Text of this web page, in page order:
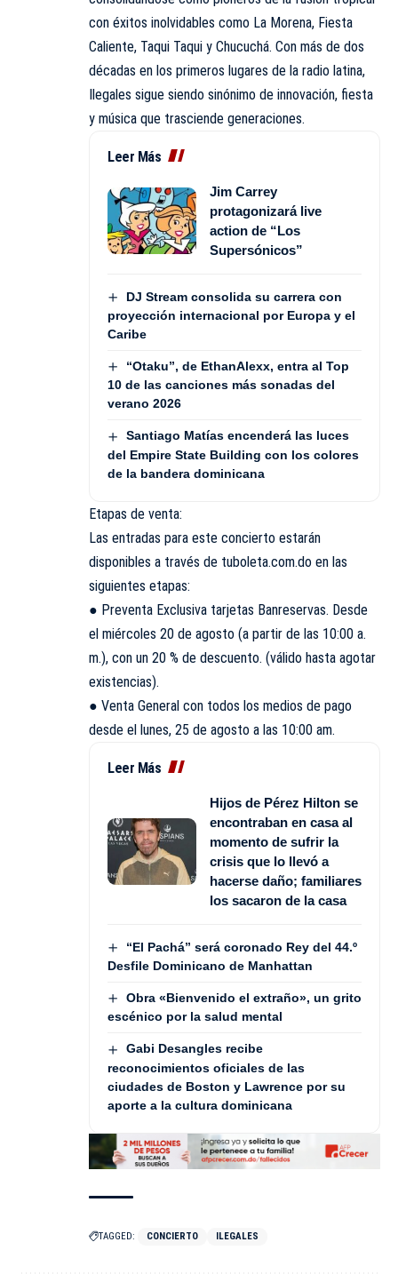
con éxitos inolvidables como La Morena, Fiesta
Caliente, Taqui Taqui y Chucuchá. Con más de dos
décadas en los primeros lugares de la radio latina,
Ilegales sigue siendo sinónimo de innovación, fiesta
y música que trasciende generaciones.
Leer Más
Jim Carrey
protagonizará live
action de “Los
Supersónicos”
DJ Stream consolida su carrera con
proyección internacional por Europa y el
Caribe
“Otaku”, de EthanAlexx, entra al Top
10 de las canciones más sonadas del
verano 2026
Santiago Matías encenderá las luces
del Empire State Building con los colores
de la bandera dominicana
Etapas de venta:
Las entradas para este concierto estarán
disponibles a través de tuboleta.com.do en las
siguientes etapas:
● Preventa Exclusiva tarjetas Banreservas. Desde
el miércoles 20 de agosto (a partir de las 10:00 a.
m.), con un 20 % de descuento. (válido hasta agotar
existencias).
● Venta General con todos los medios de pago
desde el lunes, 25 de agosto a las 10:00 am.
Leer Más
Hijos de Pérez Hilton se
encontraban en casa al
momento de sufrir la
crisis que lo llevó a
hacerse daño; familiares
los sacaron de la casa
“El Pachá” será coronado Rey del 44.º
Desfile Dominicano de Manhattan
Obra «Bienvenido el extraño», un grito
escénico por la salud mental
Gabi Desangles recibe
reconocimientos oficiales de las
ciudades de Boston y Lawrence por su
aporte a la cultura dominicana
TAGGED: CONCIERTO ILEGALES